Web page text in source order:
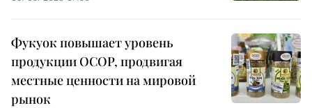
Фукуок повышает уровень
продукции OCOP, продвигая
местные ценности на мировой
рынок